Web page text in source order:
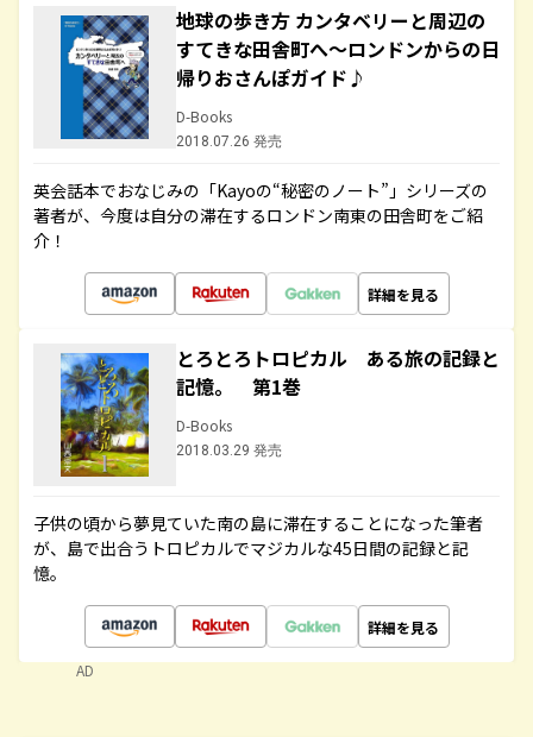
地球の歩き方 カンタベリーと周辺の
すてきな田舎町へ～ロンドンからの日
帰りおさんぽガイド♪
D-Books
2018.07.26 発売
英会話本でおなじみの「Kayoの“秘密のノート”」シリーズの
著者が、今度は自分の滞在するロンドン南東の田舎町をご紹
介！
詳細を見る
とろとろトロピカル ある旅の記録と
記憶。 第1巻
D-Books
2018.03.29 発売
子供の頃から夢見ていた南の島に滞在することになった筆者
が、島で出合うトロピカルでマジカルな45日間の記録と記
憶。
詳細を見る
AD